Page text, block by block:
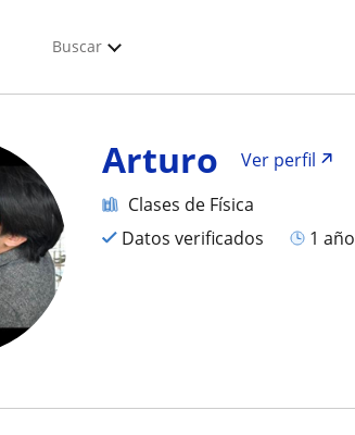
Buscar
Arturo
Ver perfil
Clases de Física
Datos verificados
1